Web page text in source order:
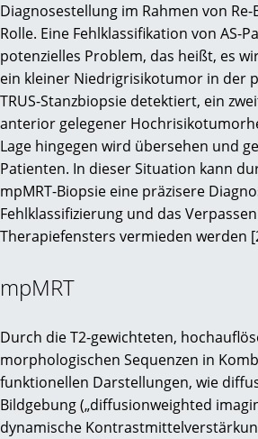
Diagnosestellung im Rahmen von
Rolle. Eine Fehlklassifikation von AS-
potenzielles Problem, das heißt, es
ein kleiner Niedrigrisikotumor in der
TRUS-Stanzbiopsie detektiert, ein
anterior gelegener
Lage hingegen wird übersehen und
Patienten. In dieser Situation kann
mpMRT-Biopsie eine präzisere
Fehlklassifizierung und das
Therapiefensters vermieden werden
mpMRT
Durch die T2-gewichteten,
morphologischen Sequenzen in
funktionellen Darstellungen, wie
Bildgebung („diffusionweighted
dynamische